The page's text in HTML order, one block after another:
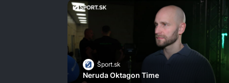
Šport.sk
Neruda Oktagon Time